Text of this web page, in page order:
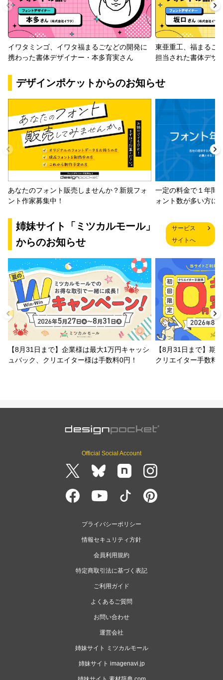
イワタミンゴ、イワタ福まるごなどの開発に
携わった書体デザイナー・本多育実さん
東亜重工、福まるご
担当された書体デザ
デザインポケットからのお知らせ
あなたのフォント販売しませんか？新規フォ
ント作家募集中！
一定の料金で１年間
ォント数が多い方に
姉妹サイト「ミツカルモール」
からのお知らせ
サービス
サイトへ
【8月31日まで】企業様は最大1万円キャッシ
ュバック、クリエイター様は手数料0円！
【8月31日まで】期
クリエイター手数料
Official Social Account
プライバシーポリシー
情報セキュリティ方針
会員利用規約
特定商取引法に基づく表記
ご利用ガイド
よくあるご質問
お問い合わせ
運営会社
姉妹サイト ミツカルモール
姉妹サイト imagenavi.jp